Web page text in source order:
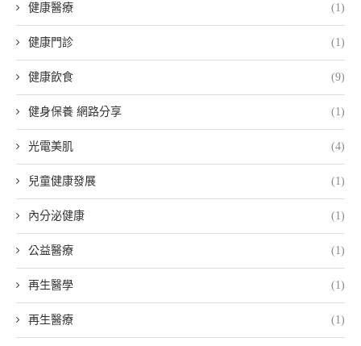
健康醫療 (1)
健康門診 (1)
健康飲食 (9)
健身保養 網路分享 (1)
光電美肌 (4)
兒童健康發展 (1)
內分泌健康 (1)
公益醫療 (1)
再生醫學 (1)
再生醫療 (1)